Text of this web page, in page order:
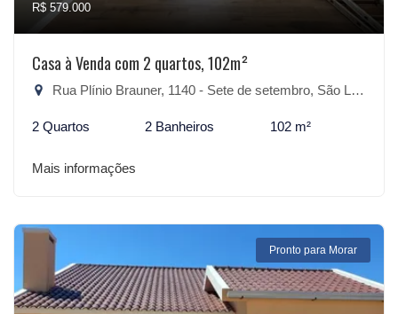
R$ 579.000
Casa à Venda com 2 quartos, 102m²
Rua Plínio Brauner, 1140 - Sete de setembro, São Lourenço do Sul-RS
2 Quartos 2 Banheiros 102 m²
Mais informações
Pronto para Morar